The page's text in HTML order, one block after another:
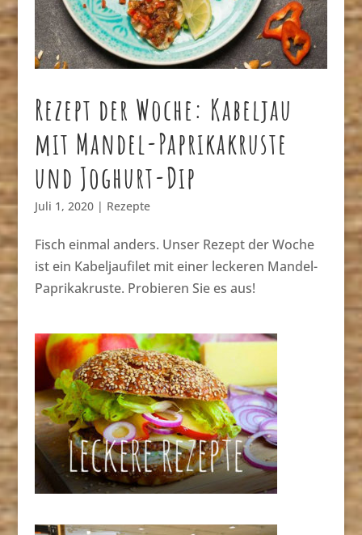
Rezept der Woche: Kabeljau
mit Mandel-Paprikakruste
und Joghurt-Dip
Juli 1, 2020| Rezepte
Fisch einmal anders. Unser Rezept der Woche
ist ein Kabeljaufilet mit einer leckeren Mandel-
Paprikakruste. Probieren Sie es aus!